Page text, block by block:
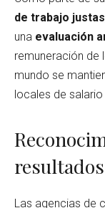
de trabajo justas
una evaluación
remuneración de
mundo se
locales de
Las agencias de